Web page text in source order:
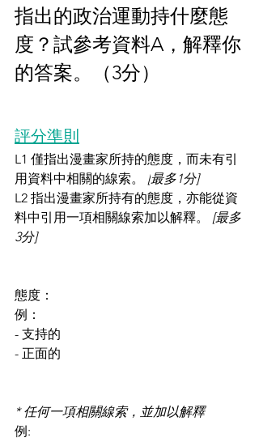
指出的政治運動持什麼態
度？試參考資料A，解釋你
的答案。（3分）
評分準則
L1 僅指出漫畫家所持的態度，而未有引
用資料中相關的線索。 [最多1分]
L2 指出漫畫家所持有的態度，亦能從資
料中引用一項相關線索加以解釋。 [最多
3分]
態度：
例：
- 支持的
- 正面的
* 任何一項相關線索，並加以解釋
例: